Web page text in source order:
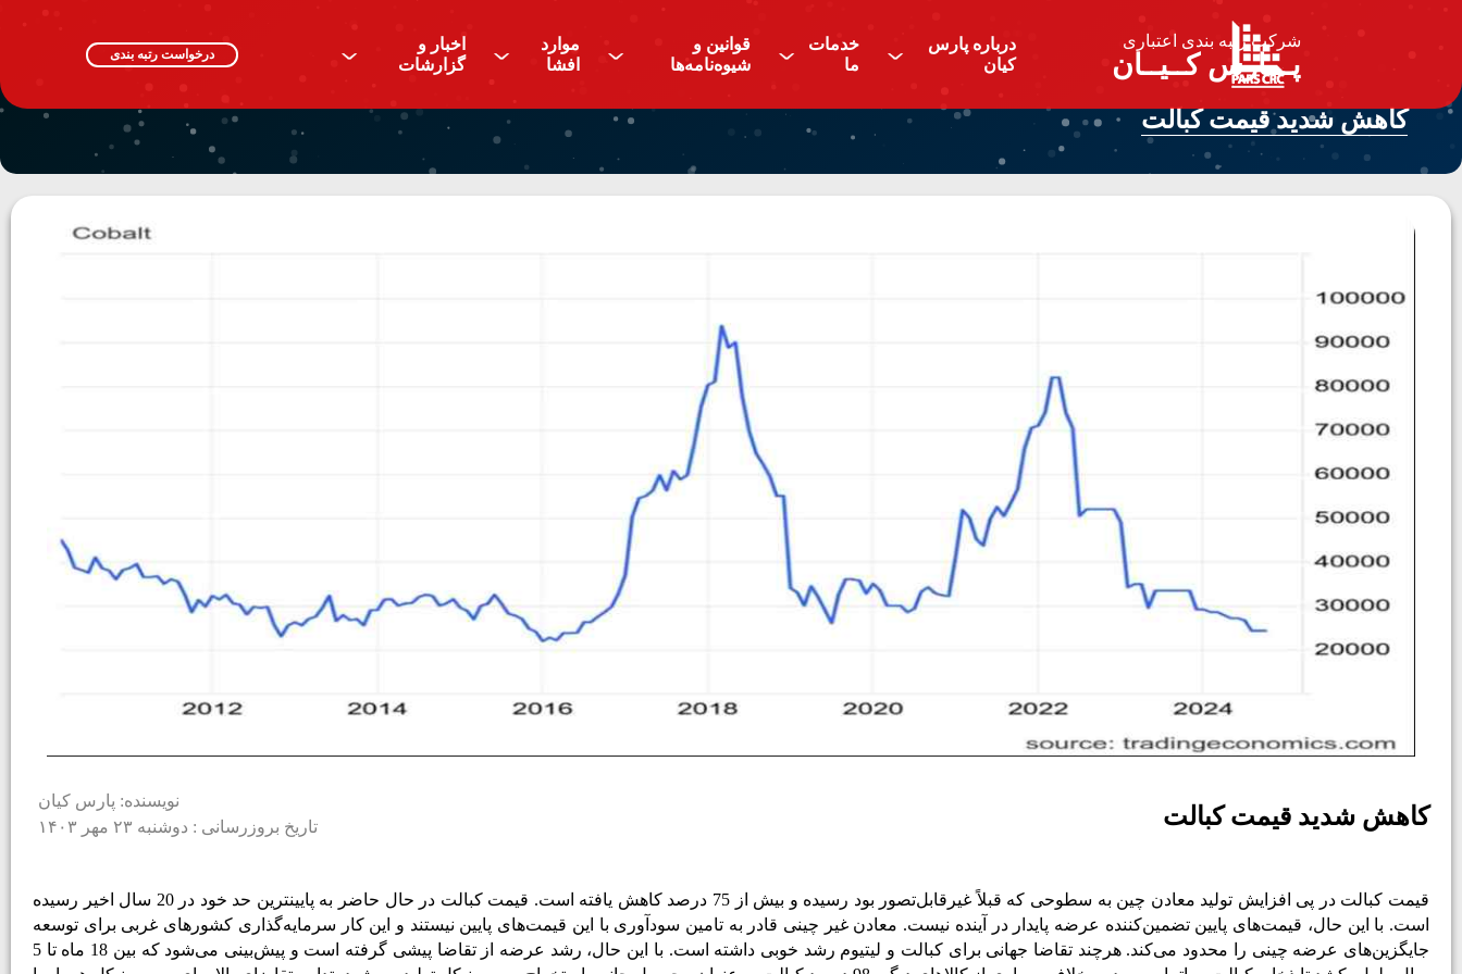
شرکت رتبه بندی اعتباری
پـــارس کــیــان
درباره پارس
کیان
^
خدمات
ما
^
قوانین و
شیوه‌نامه‌ها
^
موارد
افشا
^
اخبار و
گزارشات
^ درخواست رتبه بندی
کاهش شدید قیمت کبالت
کاهش شدید قیمت کبالت
نویسنده: پارس کیان
تاریخ بروزرسانی : دوشنبه ۲۳ مهر ۱۴۰۳
قیمت کبالت در پی افزایش تولید معادن چین به سطوحی که قبلاً غیرقابل‌تصور بود رسیده و بیش از 75 درصد کاهش یافته است. قیمت کبالت در حال حاضر به پایین­ترین حد خود در 20 سال اخیر رسیده
است. با این حال، قیمت‌­های پایین تضمین‌­کننده عرضه پایدار در آینده نیست. معادن غیر چینی قادر به تامین سودآوری با این قیمت‌های پایین نیستند و این کار سرمایه‌گذاری‌­ کشورهای غربی برای توسعه
جایگزین‌های عرضه چینی را محدود می‌کند. هرچند تقاضا جهانی برای کبالت و لیتیوم رشد خوبی داشته است. با این حال، رشد عرضه از تقاضا پیشی گرفته است و پیش‌­بینی می‌شود که بین 18 ماه تا 5